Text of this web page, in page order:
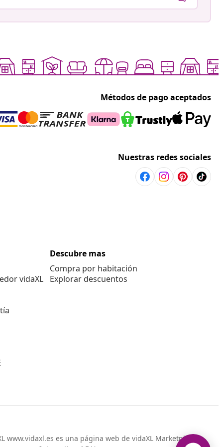
Métodos de pago aceptados
Nuestras redes sociales
vidaXL
Descubre mas
Compra por habitación
Explorar descuentos
www.vidaxl.es es una página web de vidaXL Marketplace